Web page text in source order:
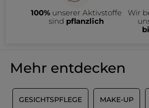
100%unserer Aktivstoffe
sind pflanzlich
Wir
Mehr entdecken
GESICHTSPFLEGE MAKE-UP